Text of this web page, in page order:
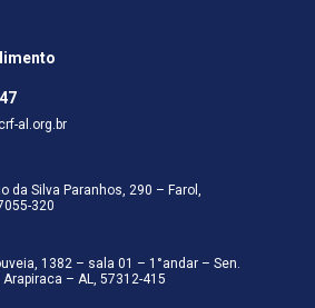
al.org.br
da Silva Paranhos, 290 – Farol,
320
1382 – sala 01 – 1°andar – Sen.
– AL, 57312-415